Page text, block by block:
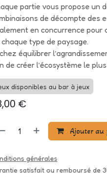
partie vous propose un
de décompte des
en concurrence pour
type de paysage.
équilibrer
de créer l’écosystème le
disponibles au bar à jeux
€
Ajouter au
générales
satisfait ou remboursé de